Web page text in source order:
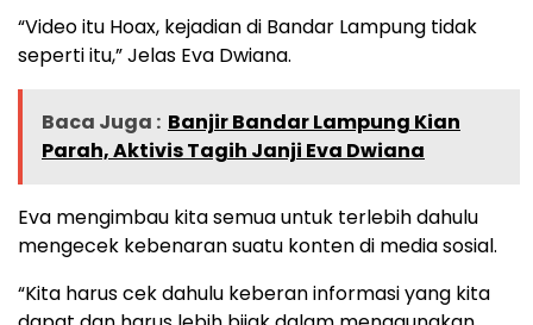
“Video itu Hoax, kejadian di Bandar Lampung tidak
seperti itu,” Jelas Eva Dwiana.
Baca Juga : Banjir Bandar Lampung Kian
Parah, Aktivis Tagih Janji Eva Dwiana
Eva mengimbau kita semua untuk terlebih dahulu
mengecek kebenaran suatu konten di media sosial.
“Kita harus cek dahulu keberan informasi yang kita